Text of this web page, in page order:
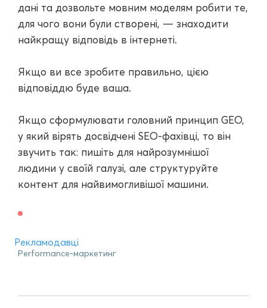
дані та дозвольте мовним моделям робити те,
для чого вони були створені, — знаходити
найкращу відповідь в інтернеті.
Якщо ви все зробите правильно, цією
відповіддю буде ваша.
Якщо сформулювати головний принцип GEO,
у який вірять досвідчені SEO-фахівці, то він
звучить так: пишіть для найрозумнішої
людини у своїй галузі, але структуруйте
контент для найвимогливішої машини.
Рекламодавці
Performance-маркетинг